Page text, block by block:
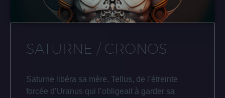
SATURNE / CRONOS
Saturne libéra sa mère, Tellus, de l’étreinte
forcée d’Uranus qui l’obligeait à garder sa